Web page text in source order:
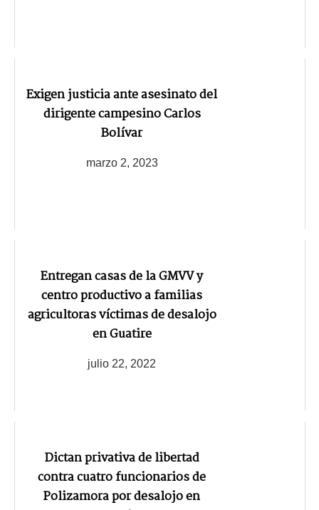
Exigen justicia ante asesinato del
dirigente campesino Carlos
Bolívar
marzo 2, 2023
Entregan casas de la GMVV y
centro productivo a familias
agricultoras víctimas de desalojo
en Guatire
julio 22, 2022
Dictan privativa de libertad
contra cuatro funcionarios de
Polizamora por desalojo en